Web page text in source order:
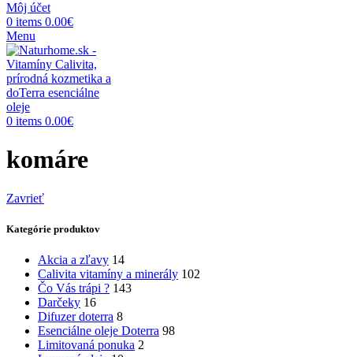
Môj účet
0 items 0.00€
Menu
0 items 0.00€
komáre
Zavrieť
Kategórie produktov
Akcia a zľavy 14
Calivita vitamíny a minerály 102
Čo Vás trápi ? 143
Darčeky 16
Difuzer doterra 8
Esenciálne oleje Doterra 98
Limitovaná ponuka 2